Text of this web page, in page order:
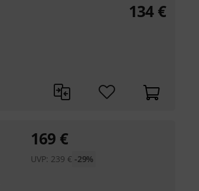
134 €
169 €
UVP: 239 € -29%